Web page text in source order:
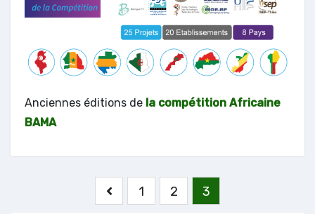
Anciennes éditions de la compétition Africaine
BAMA
Pagination
1 2 3